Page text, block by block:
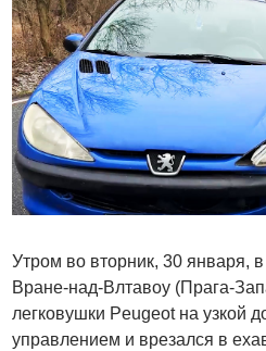
Утром во вторник, 30 января, в
Вране-над-Влтавоу (Прага-
легковушки Peugeot на узкой
управлением и врезался в